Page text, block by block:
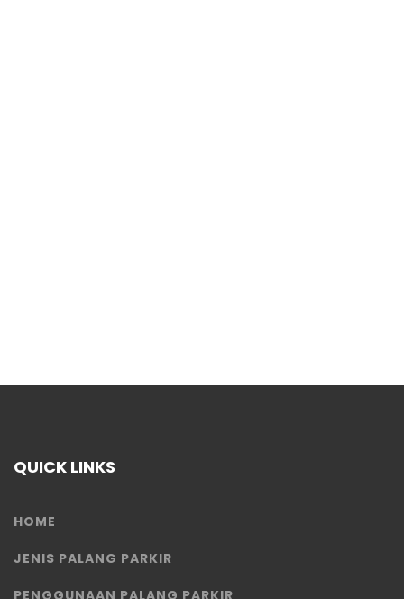
QUICK LINKS
HOME
JENIS PALANG PARKIR